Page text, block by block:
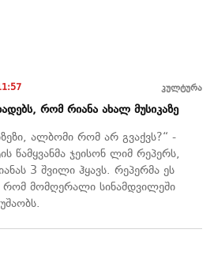
კულტურა
რომ რიანა ახალ მუსიკაზე
ალბომი რომ არ გვაქვს?“ -
წამყვანმა ჯეისონ ლიმ რეპერს,
3 შვილი ჰყავს. რეპერმა ეს
მომღერალი სინამდვილეში